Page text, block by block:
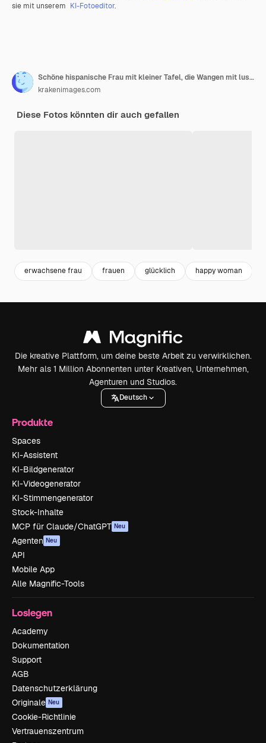
sie mit unserem KI-Fotoeditor.
Schöne hispanische Frau mit kleiner Tafel, die Wangen mit lustigem Gesicht schnauft. Mund mit Luft aufgeblasen, Luft fangend.
krakenimages.com
Diese Fotos könnten dir auch gefallen
erwachsene frau frauen glücklich happy woman
Die kreative Plattform, um deine beste Arbeit zu verwirklichen.
Mehr als 1 Million Abonnenten unter Kreativen, Unternehmen,
Agenturen und Studios.
Deutsch
Produkte
Spaces
KI-Assistent
KI-Bildgenerator
KI-Videogenerator
KI-Stimmengenerator
Stock-Inhalte
MCP für Claude/ChatGPT Neu
Agenten Neu
API
Mobile App
Alle Magnific-Tools
Loslegen
Academy
Dokumentation
Support
AGB
Datenschutzerklärung
Originale Neu
Cookie-Richtlinie
Vertrauenszentrum